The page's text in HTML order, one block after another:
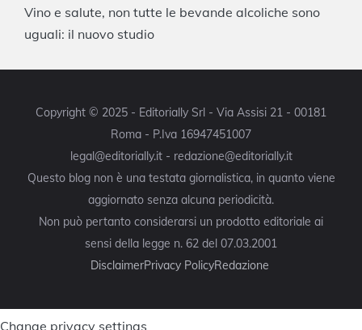
Vino e salute, non tutte le bevande alcoliche sono
uguali: il nuovo studio
Copyright © 2025 - Editorially Srl - Via Assisi 21 - 00181
Roma - P.Iva 16947451007
legal@editorially.it - redazione@editorially.it
Questo blog non è una testata giornalistica, in quanto viene
aggiornato senza alcuna periodicità.
Non può pertanto considerarsi un prodotto editoriale ai
sensi della legge n. 62 del 07.03.2001
DisclaimerPrivacy PolicyRedazione
Change privacy settings